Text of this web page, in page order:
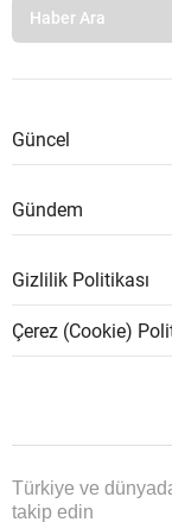
Güncel
Gündem
Gizlilik Politikası
Çerez (Cookie)
Türkiye ve
takip edin